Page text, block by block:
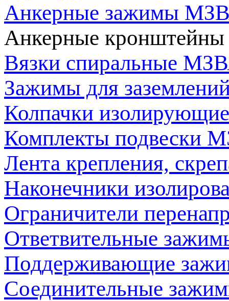
Анкерные зажимы
Анкерные
Вязки спиральные
Зажимы для
Колпачки
Комплекты подвески
Лента крепления,
Наконечники
Ограничители
Ответвительные
Поддерживающие
Соединительные